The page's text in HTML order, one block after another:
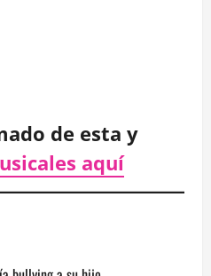
de esta y
aquí